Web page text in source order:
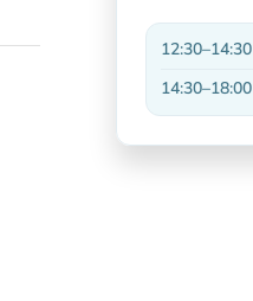
12:30–14:30
14:30–18:00